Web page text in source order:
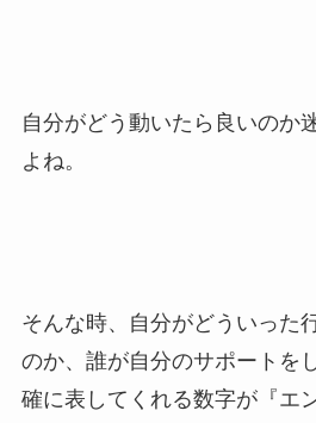
自分がどう動いたら良いのか
よね。
そんな時、自分がどういった
のか、誰が自分のサポートを
確に表してくれる数字が『エ